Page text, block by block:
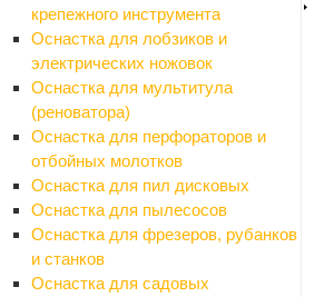
крепежного инструмента
Оснастка для лобзиков и
электрических ножовок
Оснастка для мультитула
(реноватора)
Оснастка для перфораторов и
отбойных молотков
Оснастка для пил дисковых
Оснастка для пылесосов
Оснастка для фрезеров, рубанков
и станков
Оснастка для садовых
Назад
Арматура
Заглушки
Полосы стальные
Проволока
Трубы стальные
Уголки стальные
Водоотвод
Водоотвод